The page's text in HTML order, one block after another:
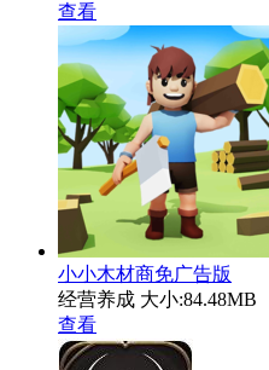
查看
小小木材商免广告版
经营养成 大小:84.48MB
查看